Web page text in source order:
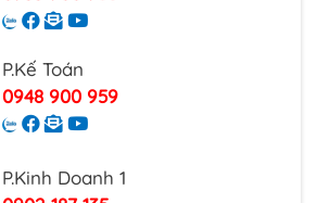
P.Kế Toán
0948 900 959
P.Kinh Doanh 1